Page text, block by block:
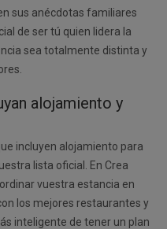
sus anécdotas familiares
de ser tú quien lidera la
sea totalmente distinta y
alojamiento y
incluyen alojamiento para
lista oficial. En Crea
vuestra estancia en
los mejores restaurantes y
inteligente de tener un plan